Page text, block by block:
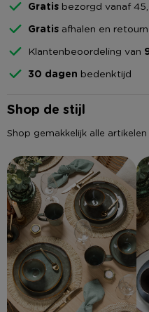
Gratis bezorgd vanaf
Gratis afhalen en
Klantenbeoordeling van
30 dagen bedenktijd
Shop de stijl
Shop gemakkelijk alle